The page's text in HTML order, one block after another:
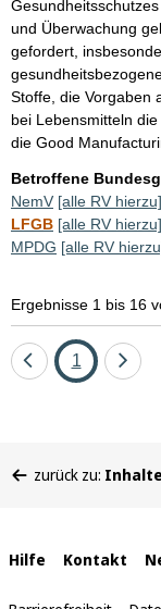
und Überwachung
gefordert,
Stoffe, die Vorgaben
bei Lebensmitteln
die Good
Betroffene
NemV [alle RV hierzu]
LFGB [alle RV hierzu]
MPDG [alle RV
Ergebnisse 1 bis 16
EineSeite
1
Eine
befinden
zurück zu:
Interne
Links
Hilfe Kontakt